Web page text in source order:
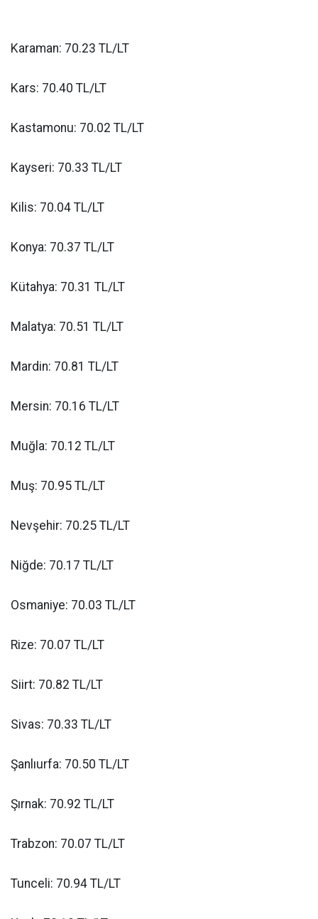
Karaman: 70.23 TL/LT
Kars: 70.40 TL/LT
Kastamonu: 70.02 TL/LT
Kayseri: 70.33 TL/LT
Kilis: 70.04 TL/LT
Konya: 70.37 TL/LT
Kütahya: 70.31 TL/LT
Malatya: 70.51 TL/LT
Mardin: 70.81 TL/LT
Mersin: 70.16 TL/LT
Muğla: 70.12 TL/LT
Muş: 70.95 TL/LT
Nevşehir: 70.25 TL/LT
Niğde: 70.17 TL/LT
Osmaniye: 70.03 TL/LT
Rize: 70.07 TL/LT
Siirt: 70.82 TL/LT
Sivas: 70.33 TL/LT
Şanlıurfa: 70.50 TL/LT
Şırnak: 70.92 TL/LT
Trabzon: 70.07 TL/LT
Tunceli: 70.94 TL/LT